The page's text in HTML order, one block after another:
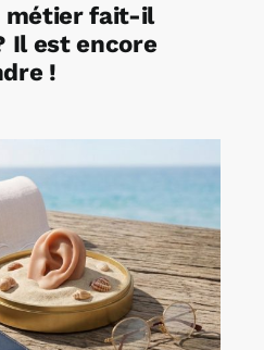
métier fait-il
Il est encore
!